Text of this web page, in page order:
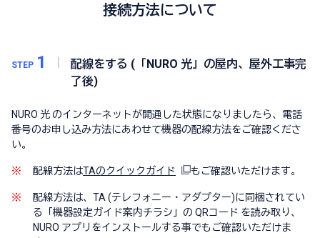
接続方法について
STEP 1
配線をする (「NURO 光」の屋内、屋外工事完
了後)
NURO 光 のインターネットが開通した状態になりましたら、電話
番号のお申し込み方法にあわせて機器の配線方法をご確認くださ
い。
※ 配線方法はTAのクイックガイド もご確認いただけます。
※
配線方法は、TA (テレフォニー・アダプター)に同梱されてい
る「機器設定ガイド案内チラシ」の QRコード を読み取り、
NURO アプリをインストールする事でもご確認いただけま